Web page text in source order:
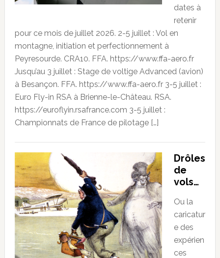
dates à
retenir
pour ce mois de juillet 2026. 2-5 juillet : Vol en
montagne, initiation et perfectionnement à
Peyresourde. CRA10. FFA. https://www.ffa-aero.fr
Jusqu’au 3 juillet : Stage de voltige Advanced (avion)
à Besançon. FFA. https://www.ffa-aero.fr 3-5 juillet :
Euro Fly-in RSA à Brienne-le-Château. RSA.
https://euroflyin.rsafrance.com 3-5 juillet :
Championnats de France de pilotage […]
Drôles
de
vols…
Ou la
caricatur
e des
expérien
ces